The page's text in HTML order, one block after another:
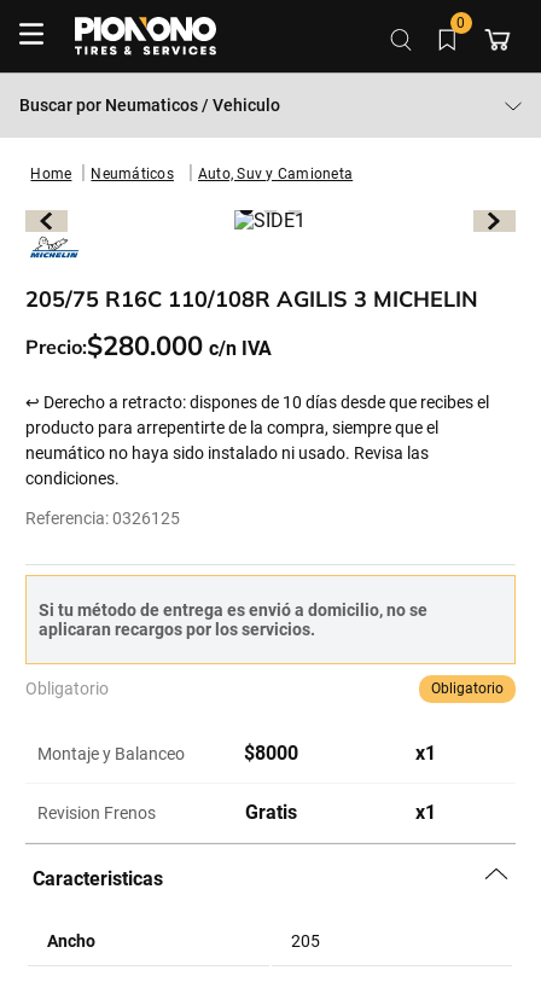
0
Buscar por Neumaticos / Vehiculo
Neumáticos Auto, Suv y Camioneta
205/75 R16C 110/108R AGILIS 3 MICHELIN
Precio:$280.000
↩ Derecho a retracto: dispones de 10 días desde que recibes el
producto para arrepentirte de la compra, siempre que el
neumático no haya sido instalado ni usado. Revisa las
condiciones.
Referencia:0326125
Si tu método de entrega es envió a domicilio, no se
aplicaran recargos por los servicios.
Obligatorio Obligatorio
Montaje y Balanceo $8000 x1
Revision Frenos Gratis x1
Caracteristicas
Ancho 205